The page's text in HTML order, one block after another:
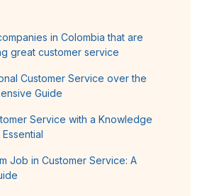
in Colombia that are
great customer service
Customer Service over the
Guide
Service with a Knowledge
Job in Customer Service: A